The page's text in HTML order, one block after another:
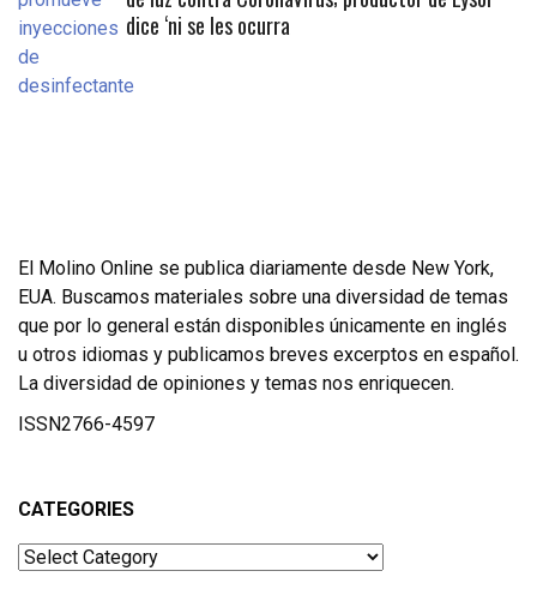
dice ‘ni se les ocurra
El Molino Online se publica diariamente desde New York,
EUA. Buscamos materiales sobre una diversidad de temas
que por lo general están disponibles únicamente en inglés
u otros idiomas y publicamos breves excerptos en español.
La diversidad de opiniones y temas nos enriquecen.
ISSN2766-4597
CATEGORIES
Categories